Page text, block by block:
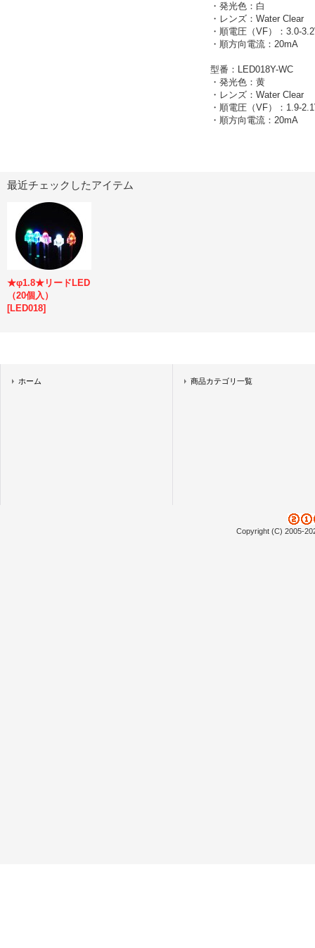
・発光色：白
・レンズ：Water Clear
・順電圧（VF）：3.0-
・順方向電流：20mA
型番：LED018Y-WC
・発光色：黄
・レンズ：Water Clear
・順電圧（VF）：1.9-
・順方向電流：20mA
最近チェックしたアイテム
★φ1.8★リードLED
（20個入）
[LED018]
ホーム 商品カテゴリ一覧
Copyright (C) 2005-